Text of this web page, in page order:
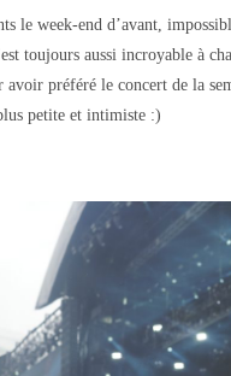
le week-end d’avant,
toujours aussi incroyable à
avoir préféré le concert de la
petite et intimiste :)